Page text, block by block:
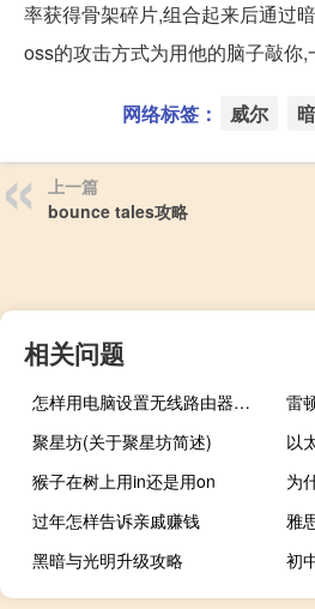
率获得骨架碎片,组合起来后通过
oss的攻击方式为用他的脑子敲你,
网络标签： 威尔
上一篇
bounce tales攻略
相关问题
怎样用电脑设置无线路由器（怎样用电脑设置wifi）
雷
聚星坊(关于聚星坊简述)
猴子在树上用in还是用on
为
过年怎样告诉亲戚赚钱
雅
黑暗与光明升级攻略
初